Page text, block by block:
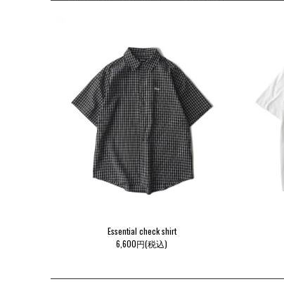
Essential check shirt
6,600円(税込)